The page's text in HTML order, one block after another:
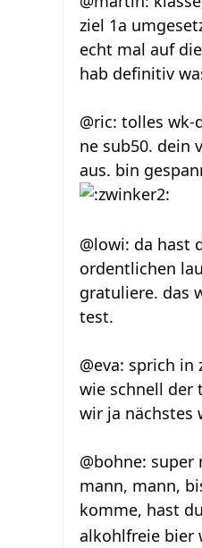
ziel 1a
echt mal auf
hab definitiv
@ric: tolles
ne sub50. dein
aus. bin
@lowi: da hast
ordentlichen
gratuliere. das
test.
@eva: sprich in
wie schnell der
wir ja nächstes
@bohne:
mann, mann,
komme, hast
alkohlfreie bier